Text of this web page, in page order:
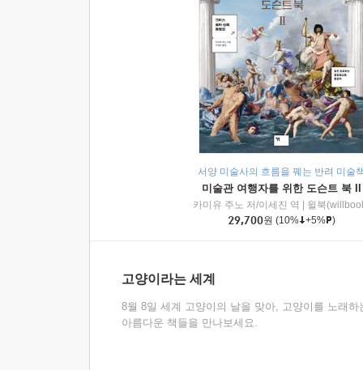
서양 미술사의 흐름을 꿰는 반려 미술
미술관 여행자를 위한 도슨트 북 II
카미유 주노 저/이세진 역
윌북
29,700원 (10% +5% )
고양이라는 세계
8월 8일 세계 고양이의 날을 맞아, 고양이를 노래하
아름다운 책들을 만나보세요.